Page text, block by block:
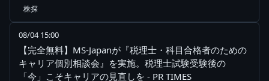
株探
08/04 15:00
【完全無料】MS-Japanが『税理士・科目合格者のための
キャリア個別相談会』を実施。税理士試験受験後の
「今」こそキャリアの見直しを - PR TIMES